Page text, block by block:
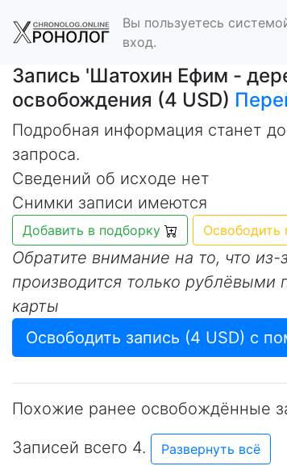
Вы пользуетесь
вход.
Запись 'Шатохин Ефим -
освобождения (4 USD)
Подробная информация станет
запроса.
Сведений об исходе нет
Снимки записи имеются
Добавить в подборку Освободить
Обратите внимание на то, что
производится только рублёвыми
карты
Похожие ранее освобождённые
Записей всего 4. Развернуть всё